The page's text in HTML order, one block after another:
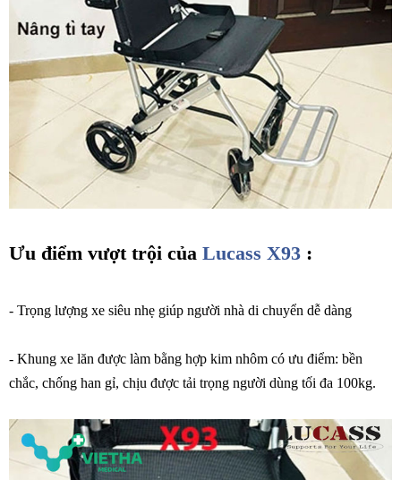
Ưu điểm vượt trội của Lucass X93 :
- Trọng lượng xe siêu nhẹ giúp người nhà di chuyển dễ dàng
- Khung xe lăn được làm bằng hợp kim nhôm có ưu điểm: bền
chắc, chống han gỉ, chịu được tải trọng người dùng tối đa 100kg.